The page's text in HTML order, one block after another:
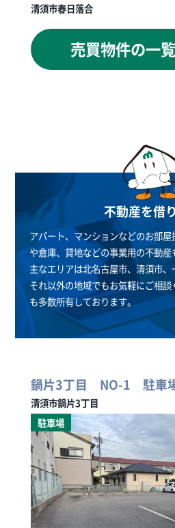
清須市春日落合
売買物件の一
不動産を借
アパート、マンションなどのお部屋
や倉庫、貸地などの事業用の不動
主なエリアは北名古屋市、清須市
それ以外の地域でもお気軽にご相談
も多数所有しております。
鍋片3丁目 NO-1 駐車
清須市鍋片3丁目
駐車場